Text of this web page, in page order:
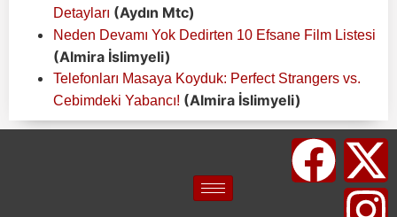
Detayları (Aydın Mtc)
Neden Devamı Yok Dedirten 10 Efsane Film Listesi
(Almira İslimyeli)
Telefonları Masaya Koyduk: Perfect Strangers vs.
Cebimdeki Yabancı! (Almira İslimyeli)